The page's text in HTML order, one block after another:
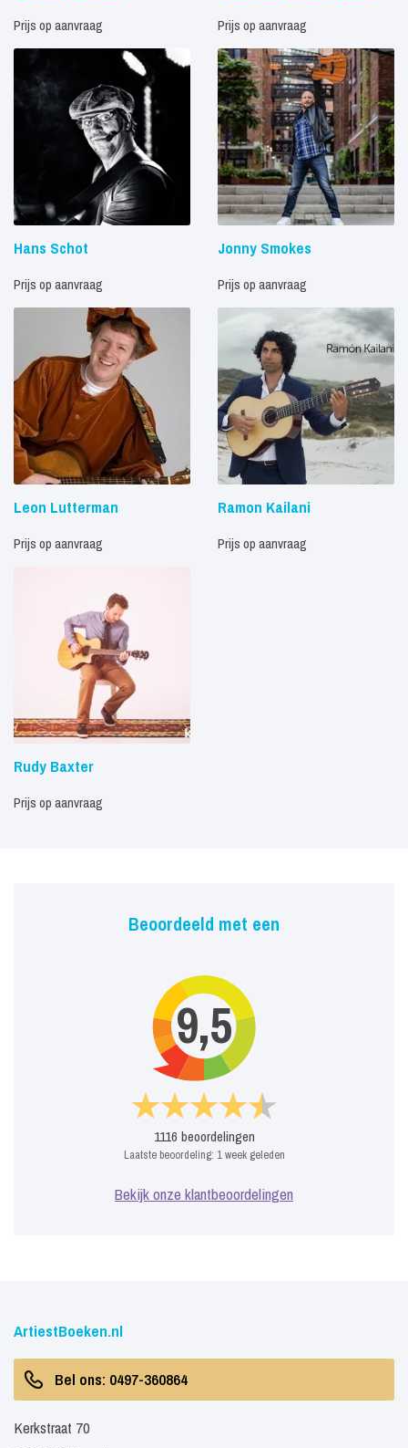
Prijs op aanvraag Prijs op aanvraag
Hans Schot
Prijs op aanvraag
Jonny Smokes
Prijs op aanvraag
Leon Lutterman
Prijs op aanvraag
Ramon Kailani
Prijs op aanvraag
Rudy Baxter
Prijs op aanvraag
Beoordeeld met een
9,5
1116 beoordelingen
Laatste beoordeling: 1 week geleden
Bekijk onze klantbeoordelingen
ArtiestBoeken.nl
Bel ons: 0497-360864
Kerkstraat 70